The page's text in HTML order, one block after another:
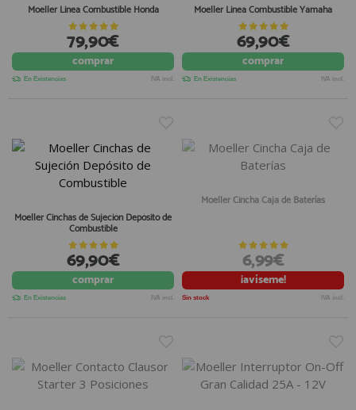
Moeller Linea Combustible Honda
79,90€
comprar
En Existencias IVA incl.
Moeller Linea Combustible Yamaha
69,90€
comprar
En Existencias IVA incl.
Moeller Cinchas de Sujeción Depósito de
Combustible
69,90€
comprar
En Existencias IVA incl.
Moeller Cincha Caja de Baterías
6,99€
¡avíseme!
Sin stock IVA incl.